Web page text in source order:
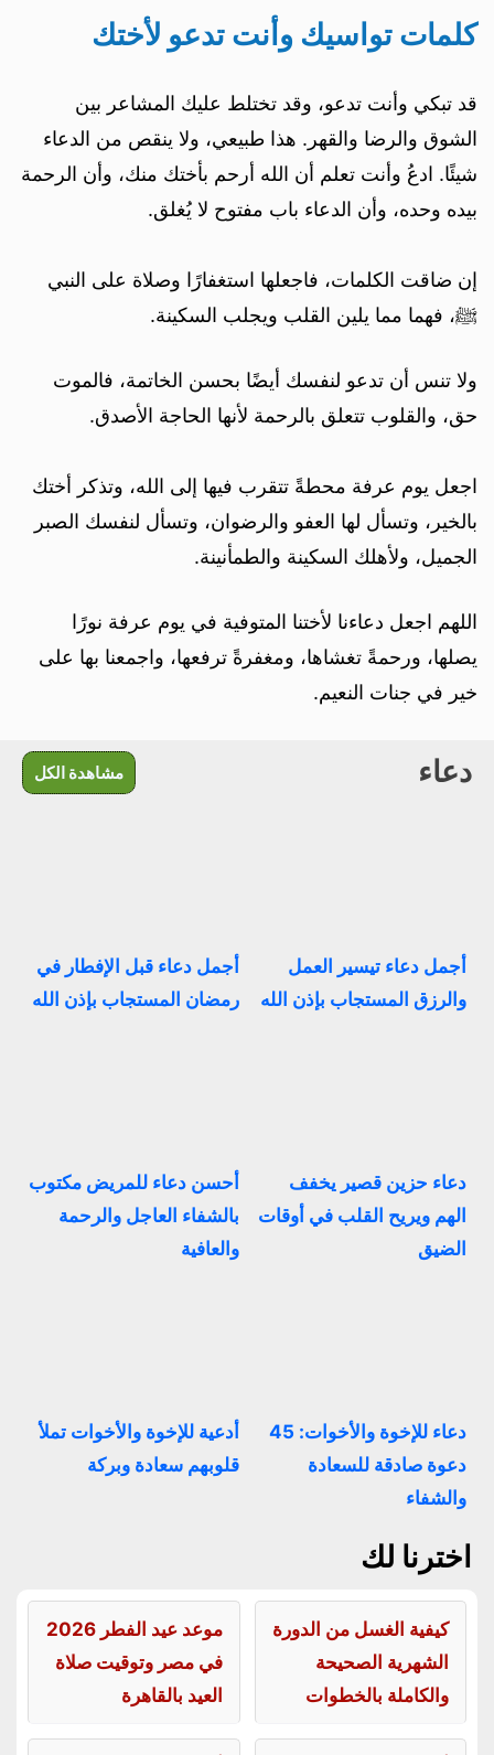
كلمات تواسيك وأنت تدعو لأختك
قد تبكي وأنت تدعو، وقد تختلط عليك المشاعر بين
الشوق والرضا والقهر. هذا طبيعي، ولا ينقص من الدعاء
شيئًا. ادعُ وأنت تعلم أن الله أرحم بأختك منك، وأن الرحمة
بيده وحده، وأن الدعاء باب مفتوح لا يُغلق.
إن ضاقت الكلمات، فاجعلها استغفارًا وصلاة على النبي
ﷺ، فهما مما يلين القلب ويجلب السكينة.
ولا تنس أن تدعو لنفسك أيضًا بحسن الخاتمة، فالموت
حق، والقلوب تتعلق بالرحمة لأنها الحاجة الأصدق.
اجعل يوم عرفة محطةً تتقرب فيها إلى الله، وتذكر أختك
بالخير، وتسأل لها العفو والرضوان، وتسأل لنفسك الصبر
الجميل، ولأهلك السكينة والطمأنينة.
اللهم اجعل دعاءنا لأختنا المتوفية في يوم عرفة نورًا
يصلها، ورحمةً تغشاها، ومغفرةً ترفعها، واجمعنا بها على
خير في جنات النعيم.
دعاء مشاهدة الكل
أجمل دعاء تيسير العمل
والرزق المستجاب بإذن الله
أجمل دعاء قبل الإفطار في
رمضان المستجاب بإذن الله
دعاء حزين قصير يخفف
الهم ويريح القلب في أوقات
الضيق
أحسن دعاء للمريض مكتوب
بالشفاء العاجل والرحمة
والعافية
دعاء للإخوة والأخوات: 45
دعوة صادقة للسعادة
والشفاء
أدعية للإخوة والأخوات تملأ
قلوبهم سعادة وبركة
اخترنا لك
كيفية الغسل من الدورة
الشهرية الصحيحة
والكاملة بالخطوات
موعد عيد الفطر 2026
في مصر وتوقيت صلاة
العيد بالقاهرة